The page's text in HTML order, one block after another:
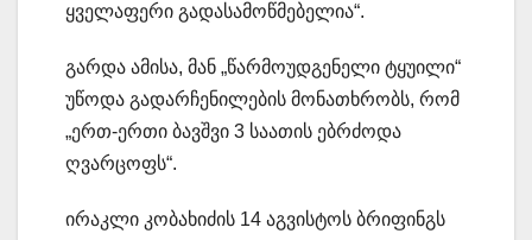
ყველაფერი გადასამოწმებელია“.
გარდა ამისა, მან „წარმოუდგენელი ტყუილი“
უწოდა გადარჩენილების მონათხრობს, რომ
„ერთ-ერთი ბავშვი 3 საათის ებრძოდა
ღვარცოფს“.
ირაკლი კობახიძის 14 აგვისტოს ბრიფინგს